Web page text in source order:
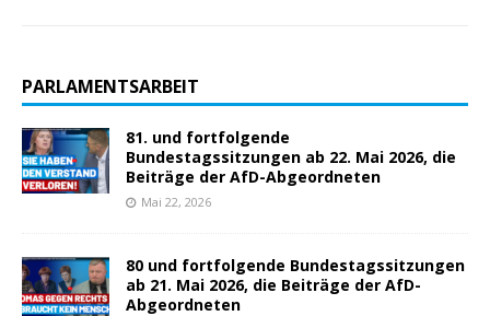
PARLAMENTSARBEIT
81. und fortfolgende
Bundestagssitzungen ab 22. Mai 2026, die
Beiträge der AfD-Abgeordneten
Mai 22, 2026
80 und fortfolgende Bundestagssitzungen
ab 21. Mai 2026, die Beiträge der AfD-
Abgeordneten